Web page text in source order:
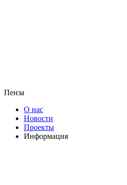
Пенза
О нас
Новости
Проекты
Информация